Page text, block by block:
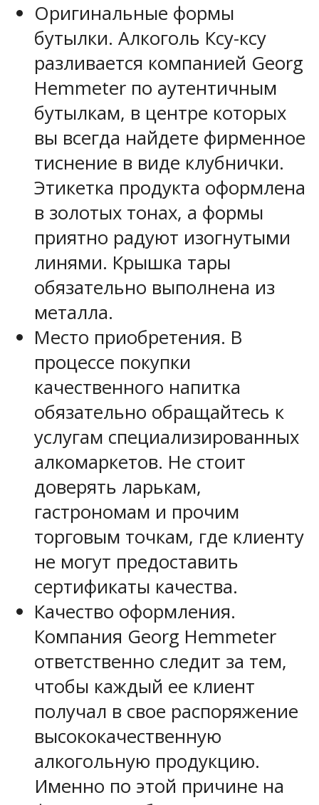
Оригинальные формы
бутылки. Алкоголь Ксу-ксу
разливается компанией Georg
Hemmeter по аутентичным
бутылкам, в центре которых
вы всегда найдете фирменное
тиснение в виде клубнички.
Этикетка продукта оформлена
в золотых тонах, а формы
приятно радуют изогнутыми
линями. Крышка тары
обязательно выполнена из
металла.
Место приобретения. В
процессе покупки
качественного напитка
обязательно обращайтесь к
услугам специализированных
алкомаркетов. Не стоит
доверять ларькам,
гастрономам и прочим
торговым точкам, где клиенту
не могут предоставить
сертификаты качества.
Качество оформления.
Компания Georg Hemmeter
ответственно следит за тем,
чтобы каждый ее клиент
получал в свое распоряжение
высококачественную
алкогольную продукцию.
Именно по этой причине на